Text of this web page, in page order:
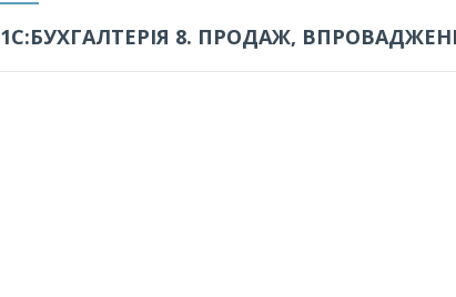
1С:БУХГАЛТЕРІЯ 8. ПРОДАЖ,